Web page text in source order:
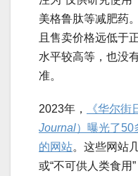
美格鲁肽等减肥药
且售卖价格远低于
水平较高等，也没
准。
2023年， 《华尔街
Journal）曝光了50
的网站。这些网站
或“不可供人类食用